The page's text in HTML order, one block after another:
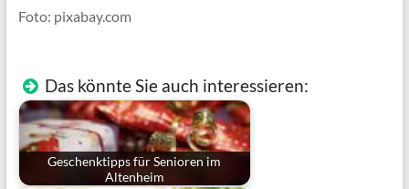
Foto: pixabay.com
Das könnte Sie auch interessieren:
Geschenktipps für Senioren im
Altenheim